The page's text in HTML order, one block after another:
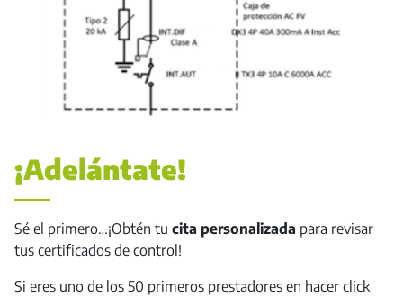
¡Adelántate!
Sé el primero…¡Obtén tu cita personalizada para revisar
tus certificados de control!
Si eres uno de los 50 primeros prestadores en hacer click